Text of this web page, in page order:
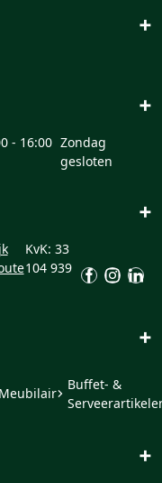
+
+
- 16:00 Zondag
gesloten
+
KvK: 33
104 939
+
Meubilair
Buffet- &
+